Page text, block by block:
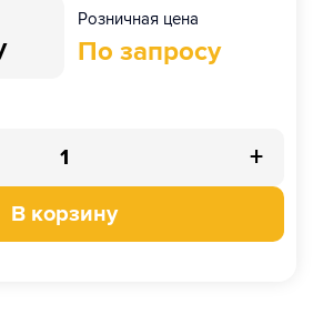
Розничная цена
По запросу
+
В корзину